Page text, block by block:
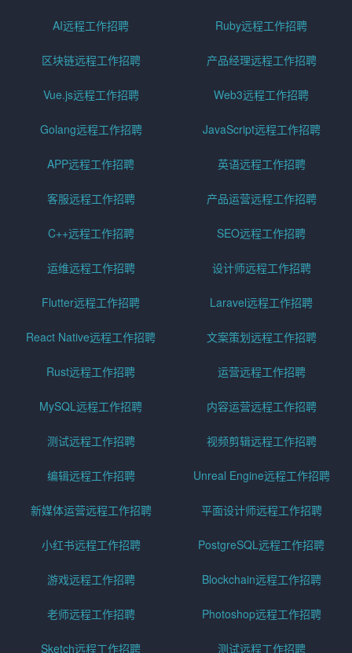
AI远程工作招聘 Ruby远程工作招聘
区块链远程工作招聘 产品经理远程工作招聘
Vue.js远程工作招聘 Web3远程工作招聘
Golang远程工作招聘 JavaScript远程工作招聘
APP远程工作招聘 英语远程工作招聘
客服远程工作招聘 产品运营远程工作招聘
C++远程工作招聘 SEO远程工作招聘
运维远程工作招聘 设计师远程工作招聘
Flutter远程工作招聘 Laravel远程工作招聘
React Native远程工作招聘 文案策划远程工作招聘
Rust远程工作招聘 运营远程工作招聘
MySQL远程工作招聘 内容运营远程工作招聘
测试远程工作招聘 视频剪辑远程工作招聘
编辑远程工作招聘 Unreal Engine远程工作招聘
新媒体运营远程工作招聘 平面设计师远程工作招聘
小红书远程工作招聘 PostgreSQL远程工作招聘
游戏远程工作招聘 Blockchain远程工作招聘
老师远程工作招聘 Photoshop远程工作招聘
Sketch远程工作招聘 测试远程工作招聘